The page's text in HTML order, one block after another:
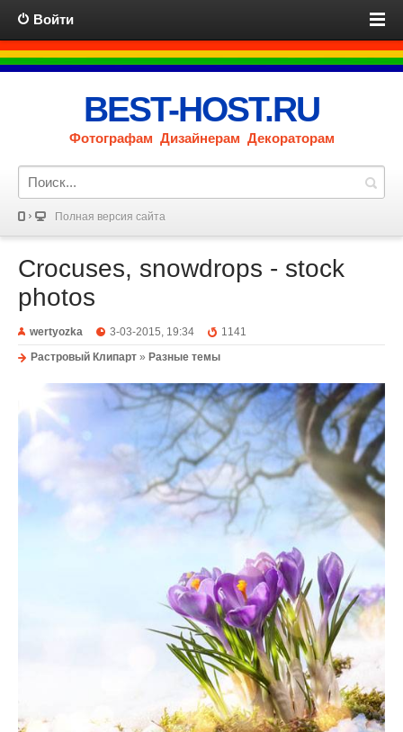
Войти
BEST-HOST.RU
Фотографам Дизайнерам Декораторам
Полная версия сайта
Crocuses, snowdrops - stock
photos
wertyozka 3-03-2015, 19:34
1141
Растровый Клипарт » Разные темы